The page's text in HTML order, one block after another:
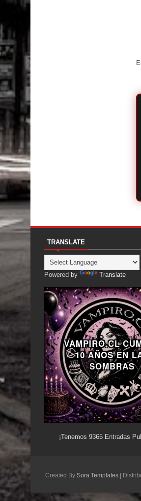
TRANSLATE
Powered by Translate
VAMPIRO.CL
10 AÑOS EN
SOMBRAS
¡Tenemos 9365Entradas
Created By Sora Templates |